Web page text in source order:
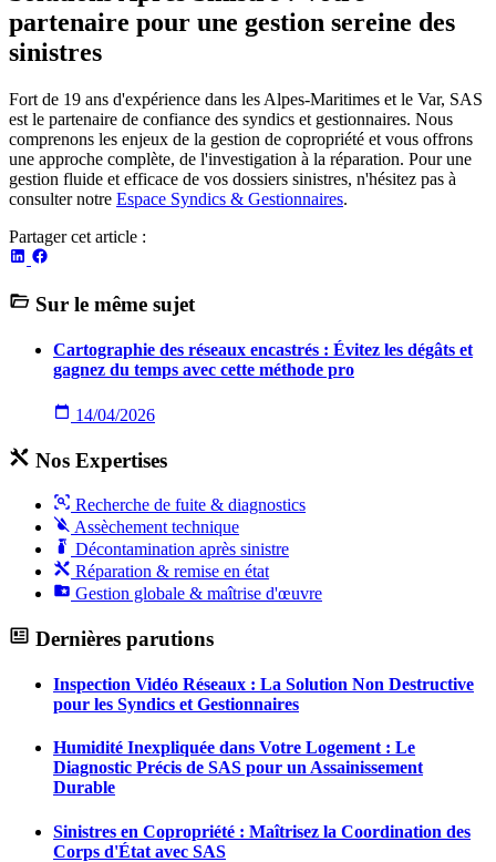
partenaire pour une gestion sereine des
sinistres
Fort de 19 ans d'expérience dans les Alpes-Maritimes et le Var, SAS
est le partenaire de confiance des syndics et gestionnaires. Nous
comprenons les enjeux de la gestion de copropriété et vous offrons
une approche complète, de l'investigation à la réparation. Pour une
gestion fluide et efficace de vos dossiers sinistres, n'hésitez pas à
consulter notre Espace Syndics & Gestionnaires.
Partager cet article :
Sur le même sujet
Cartographie des réseaux encastrés : Évitez les dégâts et
gagnez du temps avec cette méthode pro
14/04/2026
Nos Expertises
Recherche de fuite & diagnostics
Assèchement technique
Décontamination après sinistre
Réparation & remise en état
Gestion globale & maîtrise d'œuvre
Dernières parutions
Inspection Vidéo Réseaux : La Solution Non Destructive
pour les Syndics et Gestionnaires
Humidité Inexpliquée dans Votre Logement : Le
Diagnostic Précis de SAS pour un Assainissement
Durable
Sinistres en Copropriété : Maîtrisez la Coordination des
Corps d'État avec SAS